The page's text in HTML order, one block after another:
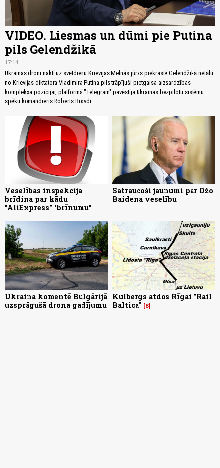
VIDEO. Liesmas un dūmi pie Putina
pils Gelendžikā
17:14
Ukrainas droni naktī uz svētdienu Krievijas Melnās jūras piekrastē Gelendžikā netālu
no Krievijas diktatora Vladimira Putina pils trāpījuši pretgaisa aizsardzības
kompleksa pozīcijai, platformā "Telegram" pavēstīja Ukrainas bezpilotu sistēmu
spēku komandieris Roberts Brovdi.
Veselības inspekcija
brīdina par kādu
"AliExpress" "brīnumu"
Satraucoši jaunumi par Džo
Baidena veselību
Ukraina komentē Bulgārijā
uzsprāgušā drona gadījumu
Kulbergs atdos Rīgai "Rail
Baltica"
8